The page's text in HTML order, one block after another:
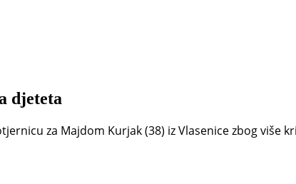
djeteta
za Majdom Kurjak (38) iz Vlasenice zbog više